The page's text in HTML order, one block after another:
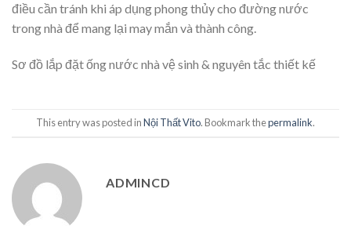
điều cần tránh khi áp dụng phong thủy cho đường nước
trong nhà để mang lại may mắn và thành công.
Sơ đồ lắp đặt ống nước nhà vệ sinh & nguyên tắc thiết kế
This entry was posted inNội Thất Vito. Bookmark thepermalink.
ADMINCD